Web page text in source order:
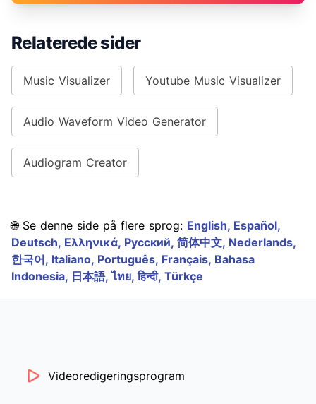
Relaterede sider
Music Visualizer Youtube Music Visualizer
Audio Waveform Video Generator
Audiogram Creator
🌐 Se denne side på flere sprog: English, Español,
Deutsch, Ελληνικά, Русский, 简体中文, Nederlands,
한국어, Italiano, Português, Français, Bahasa
Indonesia, 日本語,ไทย,हिन्दी, Türkçe
Videoredigeringsprogram